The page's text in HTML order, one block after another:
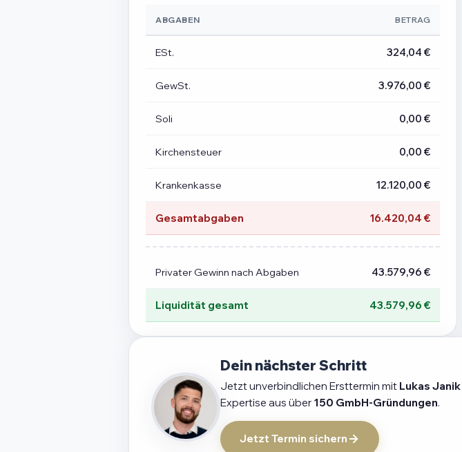
ABGABEN BETRAG
ESt. 324,04 €
GewSt. 3.976,00 €
Soli 0,00 €
Kirchensteuer 0,00 €
Krankenkasse 12.120,00 €
Gesamtabgaben 16.420,04 €
Privater Gewinn nach Abgaben 43.579,96 €
Liquidität gesamt 43.579,96 €
Dein nächster Schritt
Jetzt unverbindlichen Ersttermin mit Lukas Janik
Expertise aus über 150 GmbH-Gründungen.
Jetzt Termin sichern